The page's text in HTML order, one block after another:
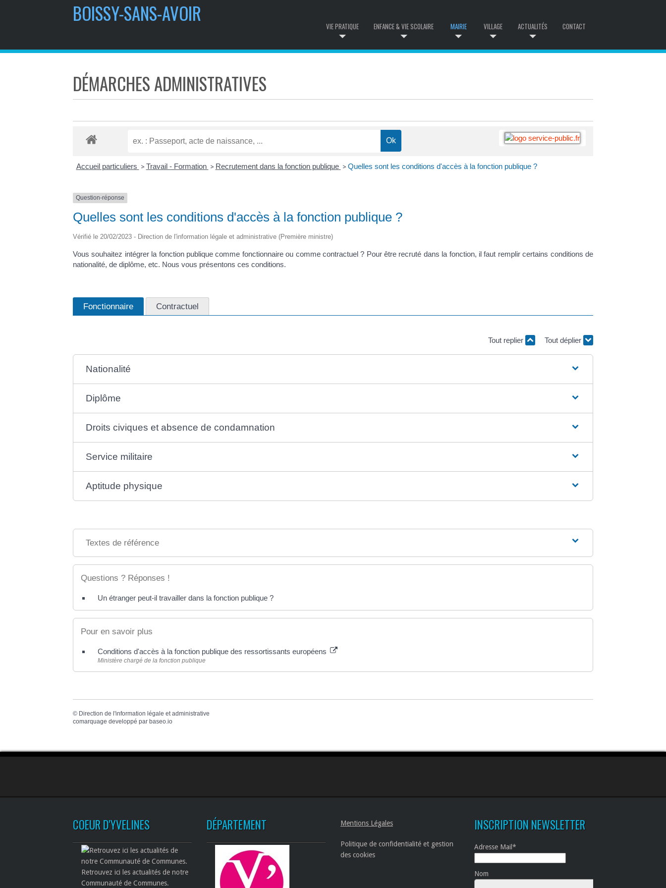
BOISSY-SANS-AVOIR
CONTACT
ACTUALITÉS
VILLAGE
MAIRIE
ENFANCE & VIE SCOLAIRE
VIE PRATIQUE
DÉMARCHES ADMINISTRATIVES
Accueil particuliers > Travail - Formation > Recrutement dans la fonction publique > Quelles sont les conditions d'accès à la fonction publique ?
Question-réponse
Quelles sont les conditions d'accès à la fonction publique ?
Vérifié le 20/02/2023 - Direction de l'information légale et administrative (Première ministre)
Vous souhaitez intégrer la fonction publique comme fonctionnaire ou comme contractuel ? Pour être recruté dans la fonction, il faut remplir certains conditions de
nationalité, de diplôme, etc. Nous vous présentons ces conditions.
Fonctionnaire Contractuel
Tout replier Tout déplier
Nationalité
Diplôme
Droits civiques et absence de condamnation
Service militaire
Aptitude physique
Textes de référence
Questions ? Réponses !
Un étranger peut-il travailler dans la fonction publique ?
Pour en savoir plus
Conditions d'accès à la fonction publique des ressortissants européens
Ministère chargé de la fonction publique
© Direction de l'information légale et administrative
comarquage developpé par baseo.io
COEUR D'YVELINES
Retrouvez ici les actualités de notre
Communauté de Communes.
DÉPARTEMENT Mentions Légales
Politique de confidentialité et gestion
des cookies
INSCRIPTION NEWSLETTER
Adresse Mail*
Nom